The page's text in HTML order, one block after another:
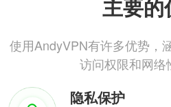
主要的
使用AndyVPN有许多优势，
访问权限和网络
隐私保护